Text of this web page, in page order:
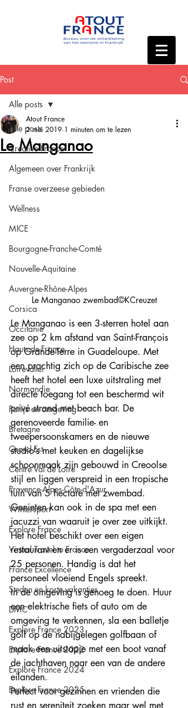
Post
Alle posts
Creative France
Algemeen over Frankrijk
Franse overzeese gebieden
Wellness
MICE
Bourgogne-Franche-Comté
Nouvelle-Aquitaine
Auvergne-Rhône-Alpes
Corsica
Occitanie
Hauts-de-France
Loirevallei
Normandie
Parijs en omgeving
Bretagne
Grand-Est
Centre Val de Loire
Provence-Alpes-Côte-d'Azur
Wintersport
Explore France
Virtual Travel to France
France Excellence
Steden en korte vakanties
DMC
Explore France 2023
Explore France 2022
Explore France 2024
Explore France 2025
Alle posts
Le Manganao
Atout France
2 mei 2019 1 minuten om te lezen
Le Manganao zwembad©KCreuzet
Le Manganao is een 3-sterren hotel aan
zee op 2 km afstand van Saint-François
op Grande-Terre in Guadeloupe. Met
een prachtig zich op de Caribische zee
heeft het hotel een luxe uitstraling met
directe toegang tot een beschermd wit
privé strand met beach bar. De
gerenoveerde familie- en
tweepersoonskamers en de nieuwe
studio’s met keuken en dagelijkse
schoonmaak zijn gebouwd in Creoolse
stijl en liggen verspreid in een tropische
tuin van 5 hectare met zwembad.
Genieten kan ook in de spa met een
jacuzzi van waaruit je over zee uitkijkt.
Het hotel beschikt over een eigen
restaurant en er is een vergaderzaal voor
25 personen. Handig is dat het
personeel vloeiend Engels spreekt.
In de omgeving is genoeg te doen. Huur
een elektrische fiets of auto om de
omgeving te verkennen, sla een balletje
golf op de nabijgelegen golfbaan of
maak een uitstapje met een boot vanaf
de jachthaven naar een van de andere
eilanden.
Perfect voor gezinnen en vrienden die
rust en sereniteit zoeken maar wel met